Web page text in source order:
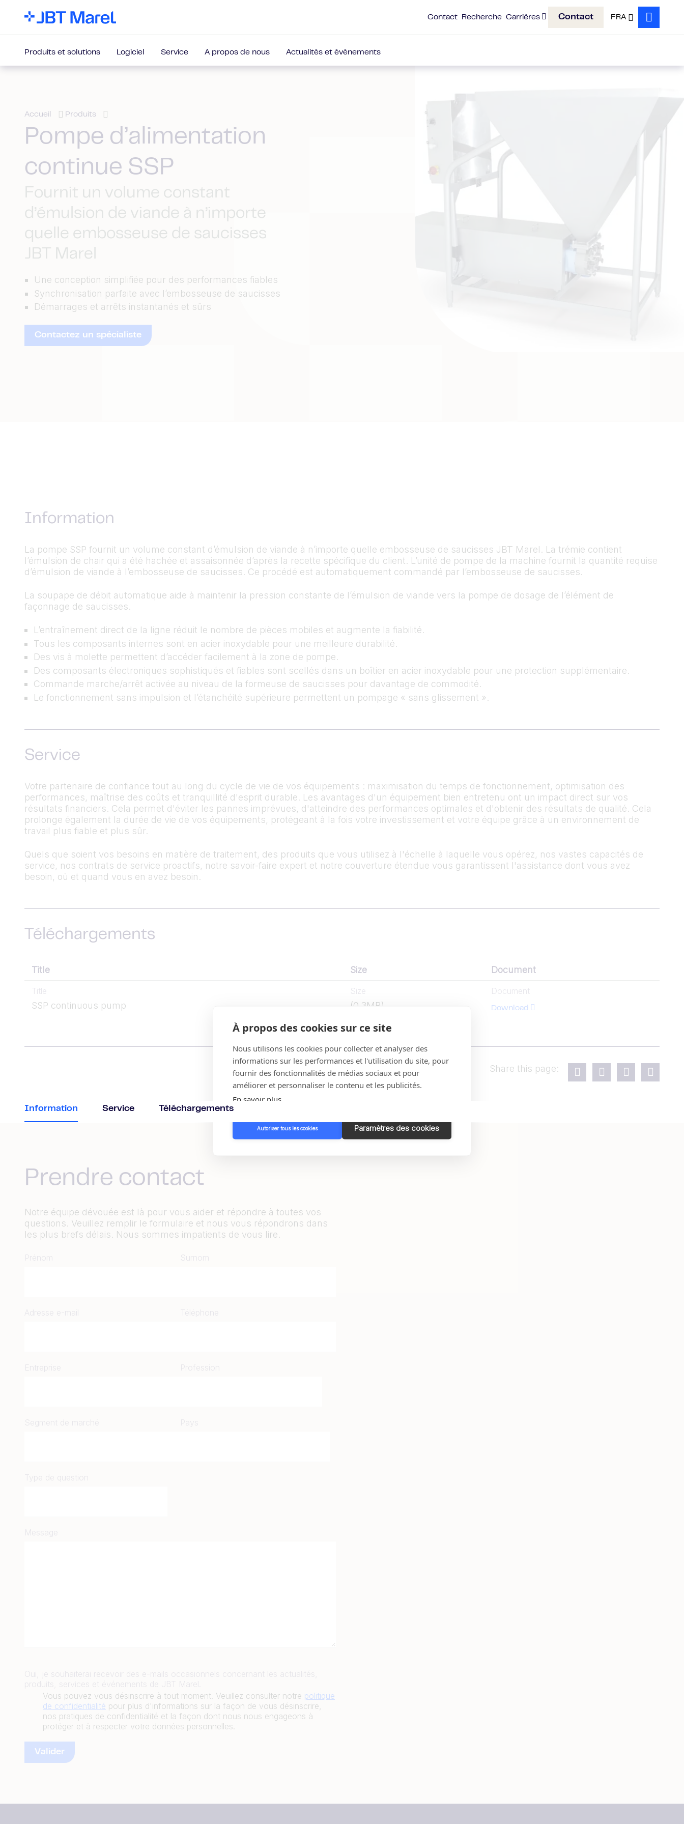
À propos des cookies sur ce site
Nous utilisons les cookies pour collecter et analyser des
informations sur les performances et l'utilisation du site, pour
fournir des fonctionnalités de médias sociaux et pour
améliorer et personnaliser le contenu et les publicités.
En savoir plus
Autoriser tous les cookies Paramètres des cookies
Contact Recherche Carrières Contact FRA
Search
Produits et solutions Logiciel Service A propos de nous Actualités et événements
Accueil Produits
Pompe d’alimentation
continue SSP
Fournit un volume constant
d’émulsion de viande à n’importe
quelle embosseuse de saucisses
JBT Marel
Une conception simplifiée pour des performances fiables
Synchronisation parfaite avec l’embosseuse de saucisses
Démarrages et arrêts instantanés et sûrs
Contactez un spécialiste
Information Service Téléchargements
Information
La pompe SSP fournit un volume constant d’émulsion de viande à n’importe quelle embosseuse de saucisses JBT Marel. La trémie contient
l’émulsion de chair qui a été hachée et assaisonnée d’après la recette spécifique du client. L’unité de pompe de la machine fournit la quantité requise
d’émulsion de viande à l’embosseuse de saucisses. Ce procédé est automatiquement commandé par l’embosseuse de saucisses.
La soupape de débit automatique aide à maintenir la pression constante de l’émulsion de viande vers la pompe de dosage de l’élément de
façonnage de saucisses.
L’entraînement direct de la ligne réduit le nombre de pièces mobiles et augmente la fiabilité.
Tous les composants internes sont en acier inoxydable pour une meilleure durabilité.
Des vis à molette permettent d’accéder facilement à la zone de pompe.
Des composants électroniques sophistiqués et fiables sont scellés dans un boîtier en acier inoxydable pour une protection supplémentaire.
Commande marche/arrêt activée au niveau de la formeuse de saucisses pour davantage de commodité.
Le fonctionnement sans impulsion et l’étanchéité supérieure permettent un pompage « sans glissement ».
Service
Votre partenaire de confiance tout au long du cycle de vie de vos équipements : maximisation du temps de fonctionnement, optimisation des
performances, maîtrise des coûts et tranquillité d'esprit durable. Les avantages d'un équipement bien entretenu ont un impact direct sur vos
résultats financiers. Cela permet d'éviter les pannes imprévues, d'atteindre des performances optimales et d'obtenir des résultats de qualité. Cela
prolonge également la durée de vie de vos équipements, protégeant à la fois votre investissement et votre équipe grâce à un environnement de
travail plus fiable et plus sûr.
Quels que soient vos besoins en matière de traitement, des produits que vous utilisez à l'échelle à laquelle vous opérez, nos vastes capacités de
service, nos contrats de service proactifs, notre savoir-faire expert et notre couverture étendue vous garantissent l'assistance dont vous avez
besoin, où et quand vous en avez besoin.
Téléchargements
Title Size Document
Title
SSP continuous pump
Size
(0,3MB)
Document
Download
Share this page:
Prendre contact
Notre équipe dévouée est là pour vous aider et répondre à toutes vos
questions. Veuillez remplir le formulaire et nous vous répondrons dans
les plus brefs délais. Nous sommes impatients de vous lire.
Surnom
Vous pouvez vous désinscrire à tout moment. Veuillez consulter notre politique
de confidentialité pour plus d'informations sur la façon de vous désinscrire,
nos pratiques de confidentialité et la façon dont nous nous engageons à
protéger et à respecter votre données personnelles.